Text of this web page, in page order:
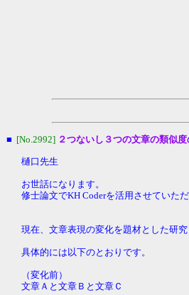
■ [No.2992] ２つないし３つの文章の類似
樋口先生
お世話になります。
修士論文でKH Coderを活用させていた
現在、文章表現の変化を題材とした研
具体的には以下のとおりです。
（変化前）
文章Ａと文章Ｂと文章Ｃ